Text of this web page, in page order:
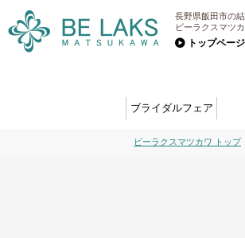
長野県飯田市の
ビーラクスマツ
トップページ
ブライダルフェア
ビーラクスマツカワ トップ